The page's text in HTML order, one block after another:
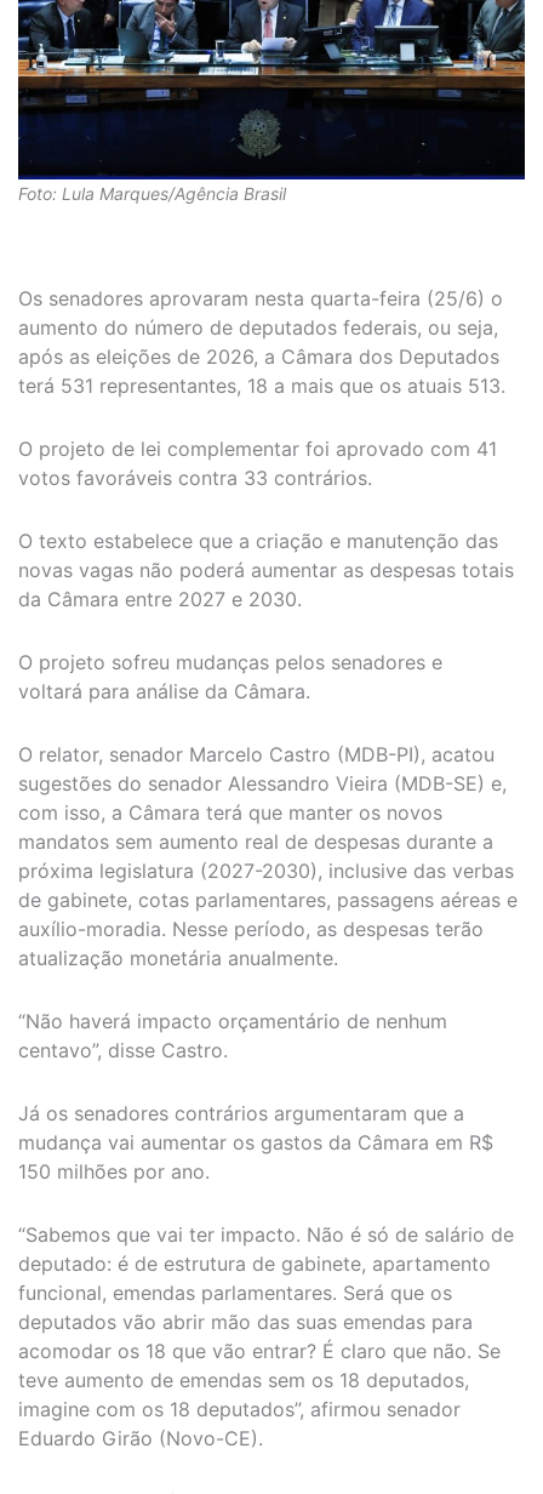
Foto: Lula Marques/Agência Brasil
Os senadores aprovaram nesta quarta-feira (25/6) o
aumento do número de deputados federais, ou seja,
após as eleições de 2026, a Câmara dos Deputados
terá 531 representantes, 18 a mais que os atuais 513.
O projeto de lei complementar foi aprovado com 41
votos favoráveis contra 33 contrários.
O texto estabelece que a criação e manutenção das
novas vagas não poderá aumentar as despesas totais
da Câmara entre 2027 e 2030.
O projeto sofreu mudanças pelos senadores e
voltará para análise da Câmara.
O relator, senador Marcelo Castro (MDB-PI), acatou
sugestões do senador Alessandro Vieira (MDB-SE) e,
com isso, a Câmara terá que manter os novos
mandatos sem aumento real de despesas durante a
próxima legislatura (2027-2030), inclusive das verbas
de gabinete, cotas parlamentares, passagens aéreas e
auxílio-moradia. Nesse período, as despesas terão
atualização monetária anualmente.
“Não haverá impacto orçamentário de nenhum
centavo”, disse Castro.
Já os senadores contrários argumentaram que a
mudança vai aumentar os gastos da Câmara em R$
150 milhões por ano.
“Sabemos que vai ter impacto. Não é só de salário de
deputado: é de estrutura de gabinete, apartamento
funcional, emendas parlamentares. Será que os
deputados vão abrir mão das suas emendas para
acomodar os 18 que vão entrar? É claro que não. Se
teve aumento de emendas sem os 18 deputados,
imagine com os 18 deputados”, afirmou senador
Eduardo Girão (Novo-CE).